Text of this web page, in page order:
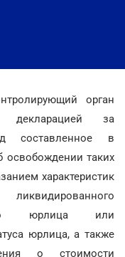
орган
декларацией за
составленное в
освобождении таких
характеристик
юрлица или
юрлица, а также
о стоимости